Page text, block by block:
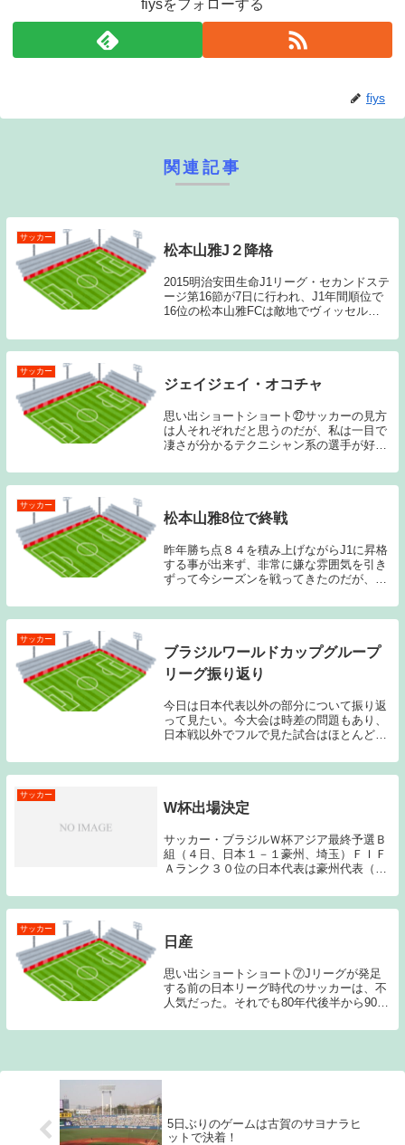
fiysをフォローする
fiys
関連記事
サッカー
松本山雅J２降格
2015明治安田生命J1リーグ・セカンドステ
ージ第16節が7日に行われ、J1年間順位で
16位の松本山雅FCは敵地でヴィッセル神
ら1年でJ2降格が決定した。（SOCCER
KING引用）過去記事はこちら...
サッカー
ジェイジェイ・オコチャ
思い出ショートショート㉗サッカーの見方
は人それぞれだと思うのだが、私は一目で
凄さが分かるテクニシャン系の選手が好き
スティン・オコチャ、通称「ジェイジェ
イ」オコチャだと思っている。90年代のナ
サッカー
松本山雅8位で終戦
昨年勝ち点８４を積み上げながらJ1に昇格
する事が出来ず、非常に嫌な雰囲気を引き
ずって今シーズンを戦ってきたのだが、最
にも回れずに終戦となってしまった。過去
記事はこちらから→「松本山雅J１昇格な
サッカー
ブラジルワールドカップグループ
リーグ振り返り
今日は日本代表以外の部分について振り返
って見たい。今大会は時差の問題もあり、
日本戦以外でフルで見た試合はほとんどな
どを中心に個人的な感想を述べていきた
い。グループA決勝トーナメント進出はブ
サッカー
W杯出場決定
サッカー・ブラジルＷ杯アジア最終予選Ｂ
組（４日、日本１－１豪州、埼玉）ＦＩＦ
Ａランク３０位の日本代表は豪州代表（同
し、５大会連続５度目のＷ杯出場を決め
た。１点を追う後半ロスタイムに本田圭佑
サッカー
日産
思い出ショートショート⑦Jリーグが発足
する前の日本リーグ時代のサッカーは、不
人気だった。それでも80年代後半から90年
であり、この両チームの試合や天皇杯は地
5日ぶりのゲームは古賀のサヨナラヒ
ットで決着！